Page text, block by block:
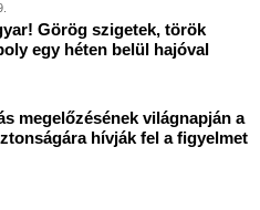
Görög szigetek, török
egy héten belül hajóval
megelőzésének világnapján a
hívják fel a figyelmet